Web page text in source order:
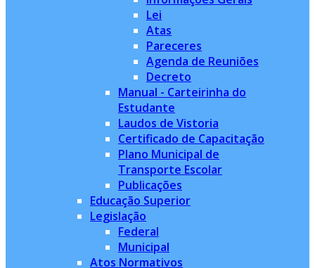
Lei
Atas
Pareceres
Agenda de Reuniões
Decreto
Manual - Carteirinha do
Estudante
Laudos de Vistoria
Certificado de Capacitação
Plano Municipal de
Transporte Escolar
Publicações
Educação Superior
Legislação
Federal
Municipal
Atos Normativos